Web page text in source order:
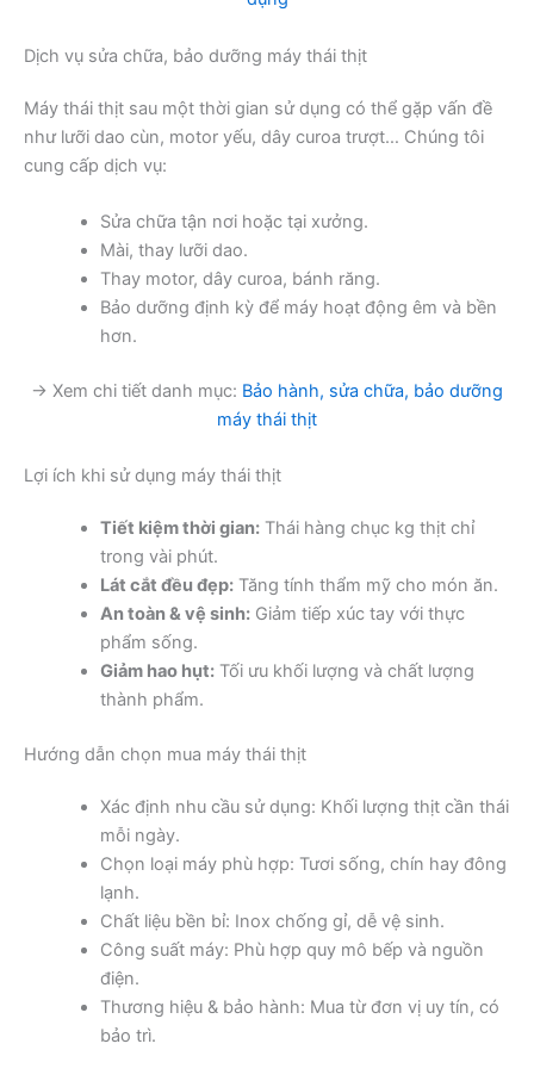
Dịch vụ sửa chữa, bảo dưỡng máy thái thịt
Máy thái thịt sau một thời gian sử dụng có thể gặp vấn đề
như lưỡi dao cùn, motor yếu, dây curoa trượt… Chúng tôi
cung cấp dịch vụ:
Sửa chữa tận nơi hoặc tại xưởng.
Mài, thay lưỡi dao.
Thay motor, dây curoa, bánh răng.
Bảo dưỡng định kỳ để máy hoạt động êm và bền
hơn.
→ Xem chi tiết danh mục: Bảo hành, sửa chữa, bảo dưỡng
máy thái thịt
Lợi ích khi sử dụng máy thái thịt
Tiết kiệm thời gian:Thái hàng chục kg thịt chỉ
trong vài phút.
Lát cắt đều đẹp:Tăng tính thẩm mỹ cho món ăn.
An toàn & vệ sinh:Giảm tiếp xúc tay với thực
phẩm sống.
Giảm hao hụt:Tối ưu khối lượng và chất lượng
thành phẩm.
Hướng dẫn chọn mua máy thái thịt
Xác định nhu cầu sử dụng: Khối lượng thịt cần thái
mỗi ngày.
Chọn loại máy phù hợp: Tươi sống, chín hay đông
lạnh.
Chất liệu bền bỉ: Inox chống gỉ, dễ vệ sinh.
Công suất máy: Phù hợp quy mô bếp và nguồn
điện.
Thương hiệu & bảo hành: Mua từ đơn vị uy tín, có
bảo trì.